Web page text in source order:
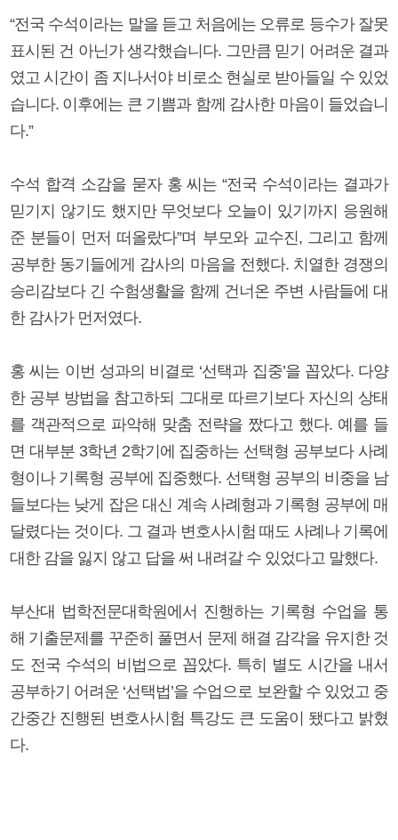
“전국 수석이라는 말을 듣고 처음에는 오류로 등수가 잘못
표시된 건 아닌가 생각했습니다. 그만큼 믿기 어려운 결과
였고 시간이 좀 지나서야 비로소 현실로 받아들일 수 있었
습니다. 이후에는 큰 기쁨과 함께 감사한 마음이 들었습니
다.”
수석 합격 소감을 묻자 홍 씨는 “전국 수석이라는 결과가
믿기지 않기도 했지만 무엇보다 오늘이 있기까지 응원해
준 분들이 먼저 떠올랐다”며 부모와 교수진, 그리고 함께
공부한 동기들에게 감사의 마음을 전했다. 치열한 경쟁의
승리감보다 긴 수험생활을 함께 건너온 주변 사람들에 대
한 감사가 먼저였다.
홍 씨는 이번 성과의 비결로 ‘선택과 집중’을 꼽았다. 다양
한 공부 방법을 참고하되 그대로 따르기보다 자신의 상태
를 객관적으로 파악해 맞춤 전략을 짰다고 했다. 예를 들
면 대부분 3학년 2학기에 집중하는 선택형 공부보다 사례
형이나 기록형 공부에 집중했다. 선택형 공부의 비중을 남
들보다는 낮게 잡은 대신 계속 사례형과 기록형 공부에 매
달렸다는 것이다. 그 결과 변호사시험 때도 사례나 기록에
대한 감을 잃지 않고 답을 써 내려갈 수 있었다고 말했다.
부산대 법학전문대학원에서 진행하는 기록형 수업을 통
해 기출문제를 꾸준히 풀면서 문제 해결 감각을 유지한 것
도 전국 수석의 비법으로 꼽았다. 특히 별도 시간을 내서
공부하기 어려운 ‘선택법’을 수업으로 보완할 수 있었고 중
간중간 진행된 변호사시험 특강도 큰 도움이 됐다고 밝혔
다.